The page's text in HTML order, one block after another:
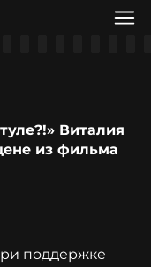
Виталия
из фильма
поддержке